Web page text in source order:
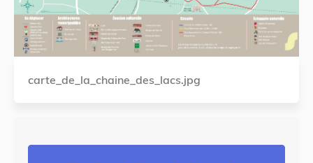
carte_de_la_chaine_des_lacs.jpg